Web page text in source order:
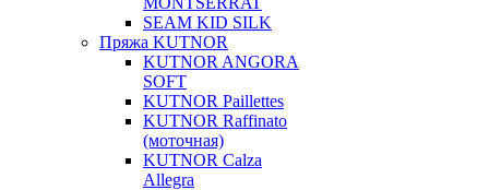
SEAM KID SILK
Пряжа KUTNOR
KUTNOR ANGORA
SOFT
KUTNOR Paillettes
KUTNOR Raffinato
(моточная)
KUTNOR Calza
Allegra